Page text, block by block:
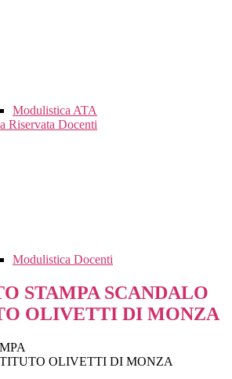
Modulistica ATA
Riservata Docenti
Modulistica Docenti
STAMPA SCANDALO
OLIVETTI DI MONZA
OLIVETTI DI MONZA